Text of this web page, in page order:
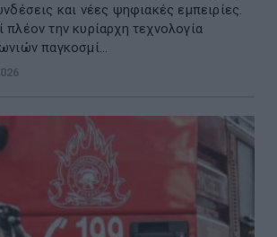
και νέες ψηφιακές εμπειρίες.
πλέον την κυρίαρχη τεχνολογία
παγκοσμί...